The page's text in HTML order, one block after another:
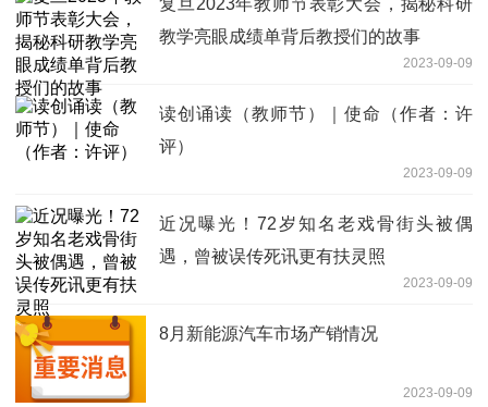
教学亮眼成绩单背后教授们的故事
2023-09-09
读创诵读（教师节）｜使命（作者：许
评）
2023-09-09
近况曝光！72岁知名老戏骨街头被偶
遇，曾被误传死讯更有扶灵照
2023-09-09
8月新能源汽车市场产销情况
2023-09-09